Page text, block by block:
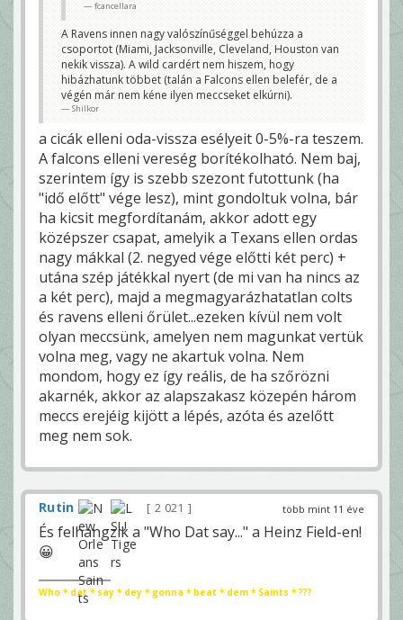
fcancellara
A Ravens innen nagy valószínűséggel behúzza a
csoportot (Miami, Jacksonville, Cleveland, Houston van
nekik vissza). A wild cardért nem hiszem, hogy
hibázhatunk többet (talán a Falcons ellen belefér, de a
végén már nem kéne ilyen meccseket elkúrni).
Shilkor
a cicák elleni oda-vissza esélyeit 0-5%-ra teszem.
A falcons elleni vereség borítékolható. Nem baj,
szerintem így is szebb szezont futottunk (ha
"idő előtt" vége lesz), mint gondoltuk volna, bár
ha kicsit megfordítanám, akkor adott egy
középszer csapat, amelyik a Texans ellen ordas
nagy mákkal (2. negyed vége előtti két perc) +
utána szép játékkal nyert (de mi van ha nincs az
a két perc), majd a megmagyarázhatatlan colts
és ravens elleni őrület...ezeken kívül nem volt
olyan meccsünk, amelyen nem magunkat vertük
volna meg, vagy ne akartuk volna. Nem
mondom, hogy ez így reális, de ha szőrözni
akarnék, akkor az alapszakasz közepén három
meccs erejéig kijött a lépés, azóta és azelőtt
meg nem sok.
több mint 11 éve
Rutin 2 021
És felhangzik a "Who Dat say..." a Heinz Field-en!
😀
Who * dat * say * dey * gonna * beat * dem * Saints * ???